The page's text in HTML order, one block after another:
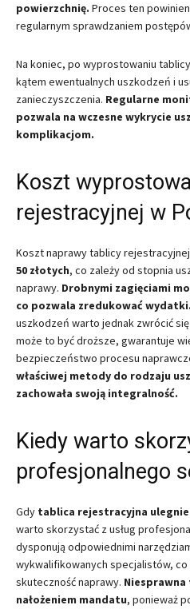
powierzchnię. Proces ten
regularnym sprawdzaniem
Na koniec, po wyprostowaniu
kątem ewentualnych uszkodzeń i
zanieczyszczenia. Regularne
pozwala na wczesne wykrycie
komplikacjom.
Koszt
rejestracyjnej w
Koszt naprawy tablicy
50 złotych, co zależy od stopnia
naprawy. Drobnymi zagięciami
co pozwala zredukować wydatki.
uszkodzeń warto jednak zwrócić
może to być droższe, gwarantuje
bezpieczeństwo procesu
właściwej metody do rodzaju
zachowała swoją integralność.
Kiedy warto
profesjonalnego
Gdy tablica rejestracyjna
warto skorzystać z usług
dysponują odpowiednimi
wykwalifikowanych specjalistów, co
skuteczność naprawy.
nałożeniem mandatu, ponieważ